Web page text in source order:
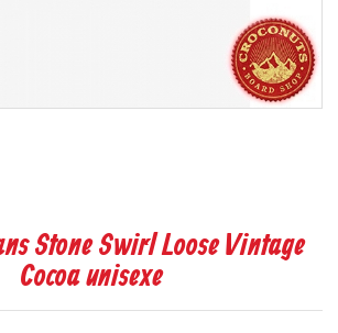
Stone Swirl Loose Vintage
Cocoa unisexe